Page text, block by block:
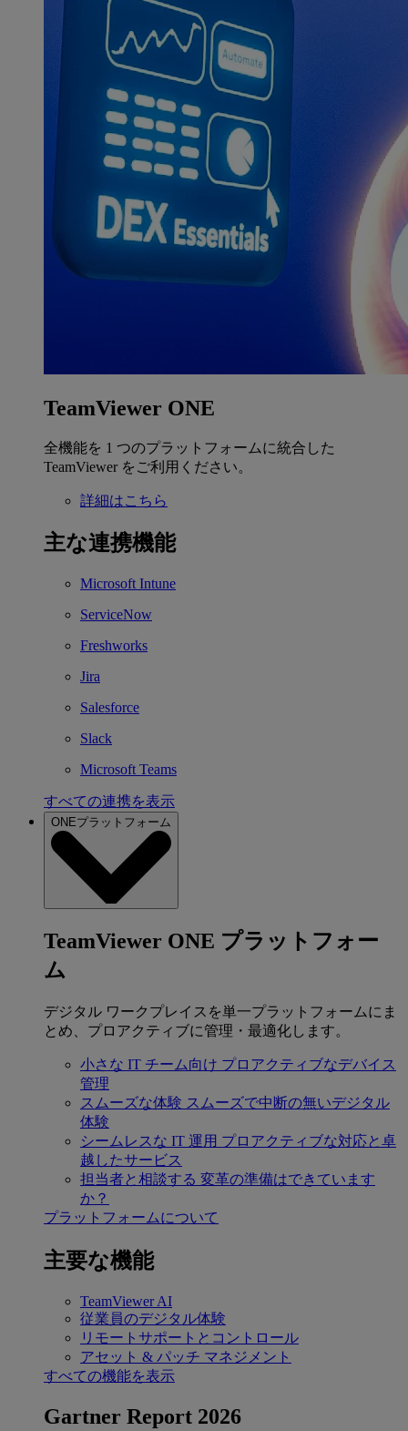
TeamViewer ONE
全機能を 1 つのプラットフォームに統合した
TeamViewer をご利用ください。
詳細はこちら
主な連携機能
Microsoft Intune
ServiceNow
Freshworks
Jira
Salesforce
Slack
Microsoft Teams
すべての連携を表示
ONEプラットフォーム
TeamViewer ONE プラットフォー
ム
デジタル ワークプレイスを単一プラットフォームにま
とめ、プロアクティブに管理・最適化します。
小さな IT チーム向け プロアクティブなデバイス
管理
スムーズな体験 スムーズで中断の無いデジタル
体験
シームレスな IT 運用 プロアクティブな対応と卓
越したサービス
担当者と相談する 変革の準備はできています
か？
プラットフォームについて
主要な機能
TeamViewer AI
従業員のデジタル体験
リモートサポートとコントロール
アセット & パッチ マネジメント
すべての機能を表示
Gartner Report 2026